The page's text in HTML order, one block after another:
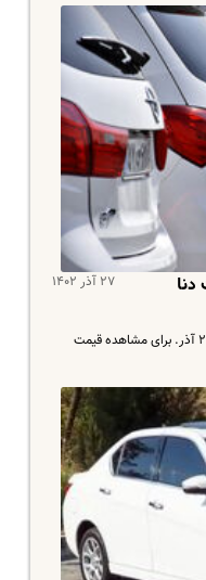
۲۷ آذر ۱۴۰۲
بررسی قیمت روز و جدید انواع خودرو دنا در تاریخ ۲۷ آذر. برای مشاهده قیمت